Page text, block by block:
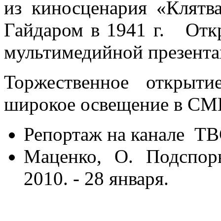
из киносценария
Гайдаром в 1941 г.
мультимедийной
Торжественное
широкое освещение в
Репортаж на канале
Маценко, О.
2010. - 28 января.